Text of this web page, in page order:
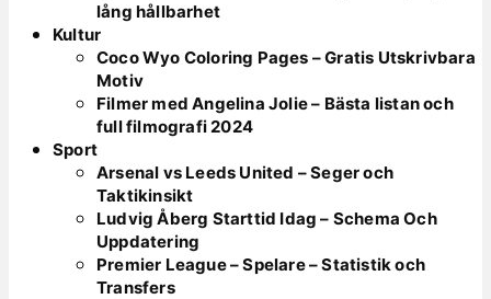
lång hållbarhet
Kultur
Coco Wyo Coloring Pages – Gratis Utskrivbara
Motiv
Filmer med Angelina Jolie – Bästa listan och
full filmografi 2024
Sport
Arsenal vs Leeds United – Seger och
Taktikinsikt
Ludvig Åberg Starttid Idag – Schema Och
Uppdatering
Premier League – Spelare – Statistik och
Transfers